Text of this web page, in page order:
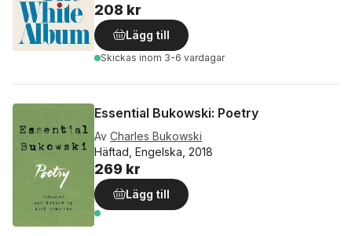
208 kr
Lägg till
Skickas inom 3-6 vardagar
Essential Bukowski: Poetry
Av Charles Bukowski
Häftad, Engelska, 2018
269 kr
Lägg till